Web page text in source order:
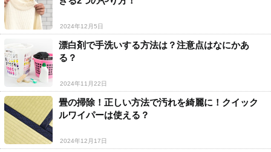
2024年12月5日
漂白剤で手洗いする方法は？注意点はなにかあ
る？
2024年11月22日
畳の掃除！正しい方法で汚れを綺麗に！クイック
ルワイパーは使える？
2024年12月17日